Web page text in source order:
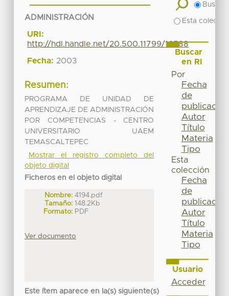
ADMINISTRACIÓN
URI:
http://hdl.handle.net/20.500.11799/16588
Fecha: 2003
Resumen:
PROGRAMA DE UNIDAD DE
APRENDIZAJE DE ADMINISTRACIÓN
POR COMPETENCIAS - CENTRO
UNIVERSITARIO UAEM
TEMASCALTEPEC
Mostrar el registro completo del
objeto digital
Ficheros en el objeto digital
Nombre: 4194.pdf
Tamaño: 148.2Kb
Formato: PDF
Ver documento
Este ítem aparece en la(s) siguiente(s)
Buscar
Esta
Buscar
en RI
Por
Fecha
de
publicación
Autor
Título
Materia
Tipo
Esta
colección
Fecha
de
publicación
Autor
Título
Materia
Tipo
Usuario
Acceder